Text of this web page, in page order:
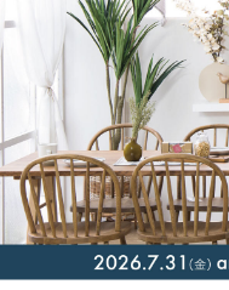
「コード」です。ナチ